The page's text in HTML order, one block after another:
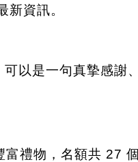
新資訊。
以是一句真摯感謝
禮物，名額共 27